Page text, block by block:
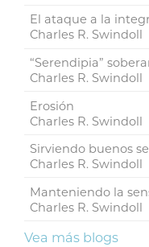
El ataque a la
Charles R. Swindoll
“Serendipia”
Charles R. Swindoll
Erosión
Charles R. Swindoll
Sirviendo buenos
Charles R. Swindoll
Manteniendo la
Charles R. Swindoll
Vea más blogs